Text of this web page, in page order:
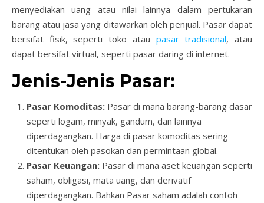
menyediakan uang atau nilai lainnya dalam pertukaran
barang atau jasa yang ditawarkan oleh penjual. Pasar dapat
bersifat fisik, seperti toko atau pasar tradisional, atau
dapat bersifat virtual, seperti pasar daring di internet.
Jenis-Jenis Pasar:
Pasar Komoditas: Pasar di mana barang-barang dasar
seperti logam, minyak, gandum, dan lainnya
diperdagangkan. Harga di pasar komoditas sering
ditentukan oleh pasokan dan permintaan global.
Pasar Keuangan: Pasar di mana aset keuangan seperti
saham, obligasi, mata uang, dan derivatif
diperdagangkan. Bahkan Pasar saham adalah contoh